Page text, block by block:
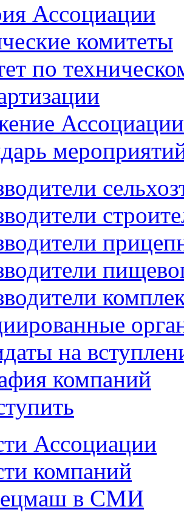
Ассоциации
комитеты
по
на
компаний
Ассоциации
компаний
в СМИ